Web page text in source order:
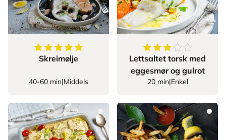
5av5stjerner
Skreimølje
40-60 min|Middels
Lettsaltet torsk med
eggesmør og gulrot
20 min|Enkel